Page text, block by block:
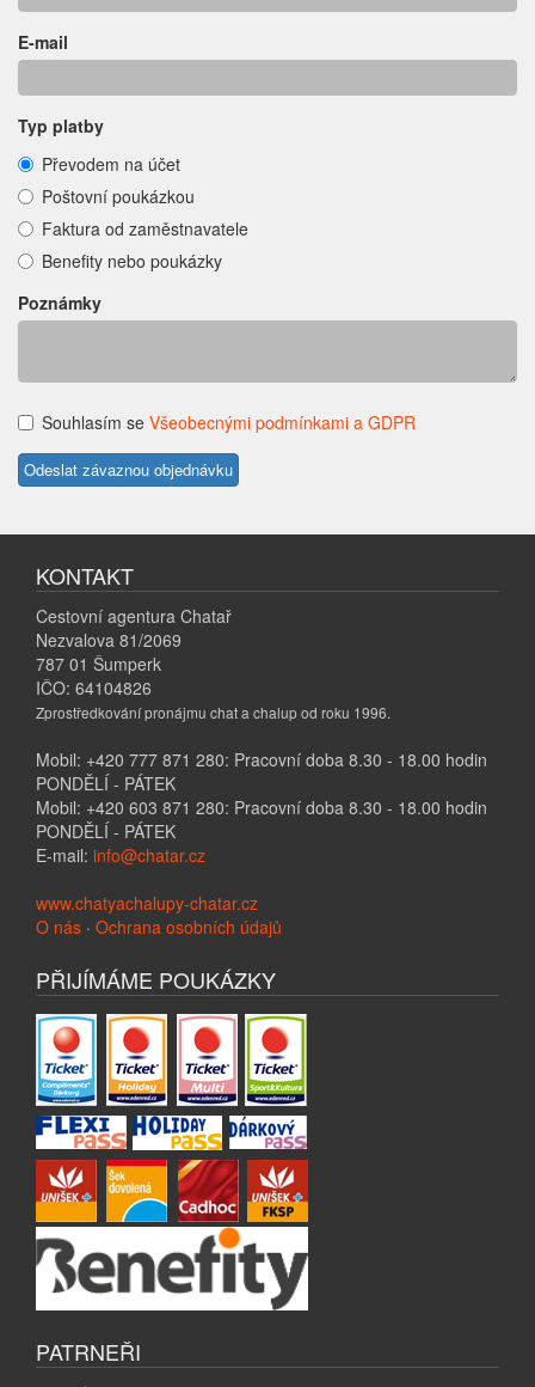
E-mail
Typ platby
Převodem na účet
Poštovní poukázkou
Faktura od zaměstnavatele
Benefity nebo poukázky
Poznámky
Souhlasím se Všeobecnými podmínkami a GDPR
KONTAKT
Cestovní agentura Chatař
Nezvalova 81/2069
787 01 Šumperk
IČO: 64104826
Zprostředkování pronájmu chat a chalup od roku 1996.
Mobil: +420 777 871 280: Pracovní doba 8.30 - 18.00 hodin
PONDĚLÍ - PÁTEK
Mobil: +420 603 871 280: Pracovní doba 8.30 - 18.00 hodin
PONDĚLÍ - PÁTEK
E-mail: info@chatar.cz
www.chatyachalupy-chatar.cz
O nás · Ochrana osobních údajů
PŘIJÍMÁME POUKÁZKY
PATRNEŘI